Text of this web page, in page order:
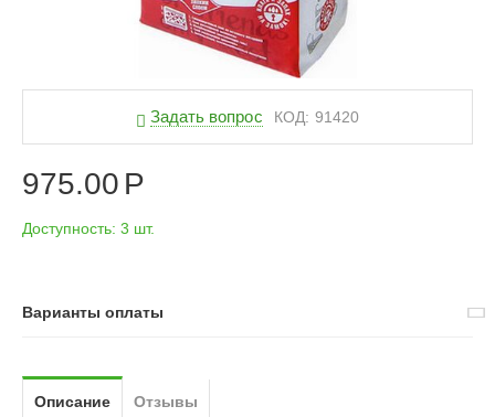
Задать вопрос КОД: 91420
975.00 Р
Доступность: 3 шт.
Варианты оплаты
Описание
Отзывы